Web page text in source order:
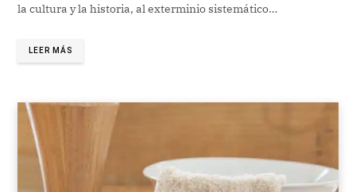
la cultura y la historia, al exterminio sistemático…
LEER MÁS